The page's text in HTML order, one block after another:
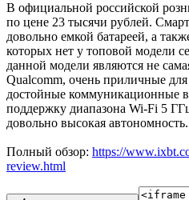
В официальной российской
по цене 23 тысячи рублей.
довольно емкой батареей, а
которых нет у топовой модели
данной модели являются не
Qualcomm, очень приличные
достойные коммуникационные
поддержку диапазона Wi-Fi 5
довольно высокая автономность.
Полный обзор: https://
review.html